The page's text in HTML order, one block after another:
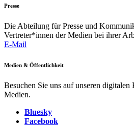
Presse
Die Abteilung für Presse und
Vertreter*innen der Medien bei ihrer
E-Mail
Medien & Öffentlichkeit
Besuchen Sie uns auf unseren
Medien.
Bluesky
Facebook